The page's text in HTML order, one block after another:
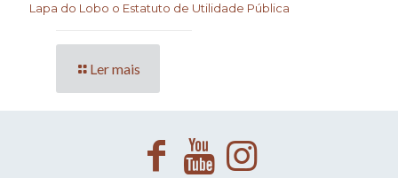
Lapa do Lobo o Estatuto de Utilidade Pública
Ler mais